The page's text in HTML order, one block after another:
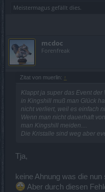
Meistermagus gefällt dies.
mcdoc
Forenfreak
Zitat von muerlin: ↑
Klappt ja super das Event der
in Kingshill muß man Glück
nicht verliert, weil es einfach
Wenn man nicht dauerhaft
man Kingshill meiden....
Die Kristalle sind weg aber
Tja,
keine Ahnung was die
Aber durch diesen